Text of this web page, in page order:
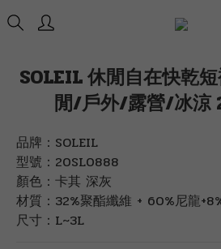
SOLEIL 休閒自在快乾
閒/戶外/露營/冰涼
品牌：SOLEIL
型號：20SL0888
顏色：卡其 深灰
材質：32%聚酯纖維 + 60%尼龍
尺寸：L~3L